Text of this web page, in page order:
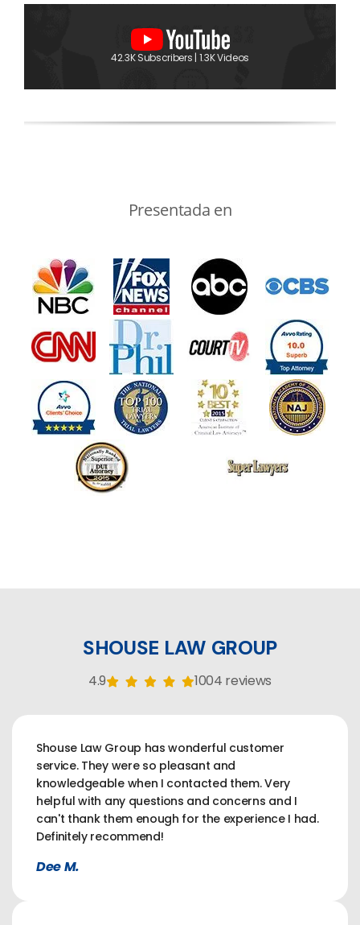
42.3K Subscribers | 1.3K Videos
Presentada en
SHOUSE LAW GROUP
4.9 1004 reviews
Shouse Law Group has wonderful customer
service. They were so pleasant and
knowledgeable when I contacted them. Very
helpful with any questions and concerns and I
can't thank them enough for the experience I had.
Definitely recommend!
Dee M.